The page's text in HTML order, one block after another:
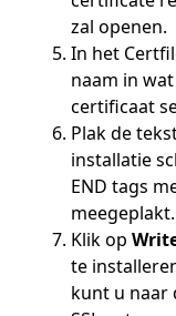
zal openen.
In het
naam in
certificaat
Plak de
installatie
END tags
meegeplakt.
Klik op
te
kunt u naar